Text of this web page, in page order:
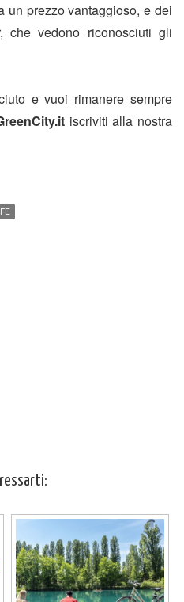
un prezzo vantaggioso, e dei
che vedono riconosciuti gli
e vuoi rimanere sempre
iscriviti alla nostra